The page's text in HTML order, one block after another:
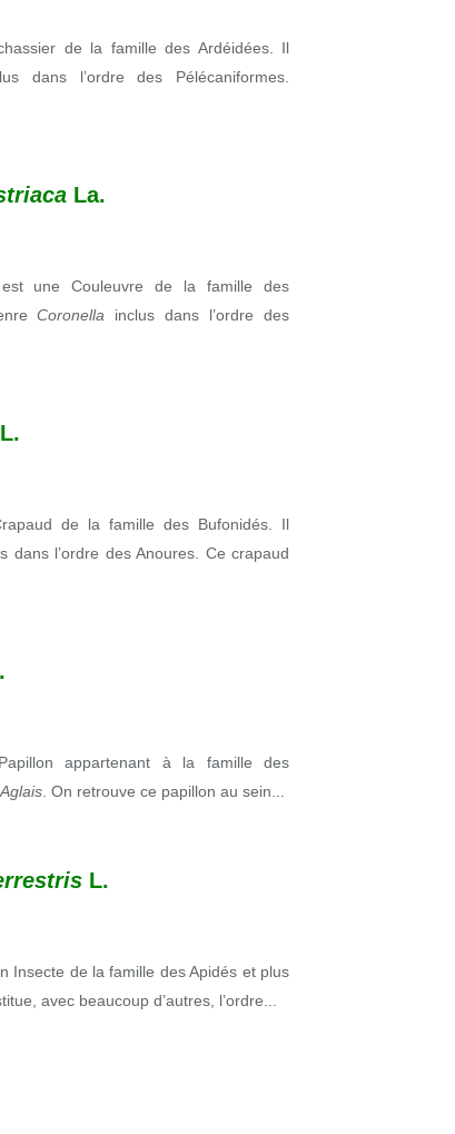
de la famille des Ardéidées. Il
dans l’ordre des Pélécaniformes.
La.
une Couleuvre de la famille des
Coronella inclus dans l’ordre des
L.
de la famille des Bufonidés. Il
dans l’ordre des Anoures. Ce crapaud
appartenant à la famille des
Aglais . On retrouve ce papillon au sein...
L.
Insecte de la famille des Apidés et plus
avec beaucoup d’autres, l’ordre...